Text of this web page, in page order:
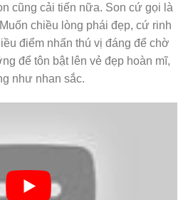
cũng cải tiến nữa. Son cứ gọi là
chiều lòng phái đẹp, cứ rinh
điểm nhấn thú vị đáng để chờ
để tôn bật lên vẻ đẹp hoàn mĩ,
như nhan sắc.